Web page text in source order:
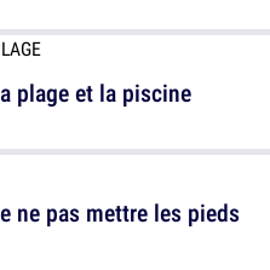
plage et la piscine
ne pas mettre les pieds